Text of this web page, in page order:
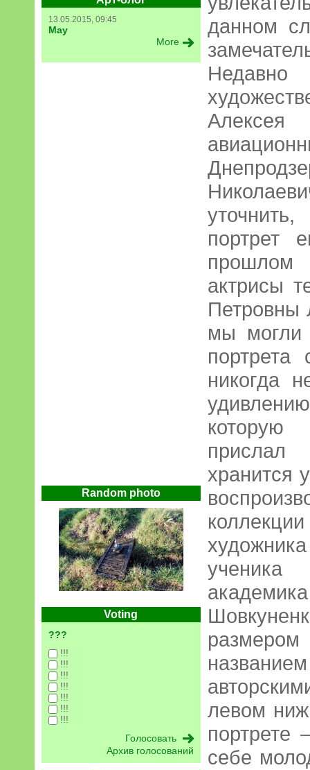
13.05.2015, 09:45
May
More
Random photo
Voting
???
!!!
!!!
!!!
!!!
!!!
!!!
!!!
Архив голосований
данном
Алексея
портрет
прошлом
актрисы
Петровны
мы могли
никогда
хранится
левом
портрете
себе